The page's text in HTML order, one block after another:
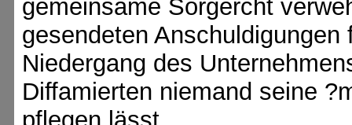
gemeinsame Sorgercht
gesendeten
Niedergang des
Diffamierten niemand seine